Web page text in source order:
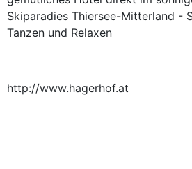
Skiparadies Thiersee-Mitterland -
Tanzen und Relaxen
http://www.hagerhof.at